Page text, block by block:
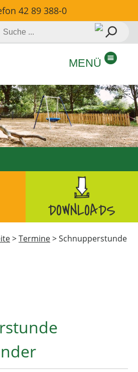
42 89 388-0
Suche
DOWNLOADS
>Termine>Schnupperstunde
MENÜ